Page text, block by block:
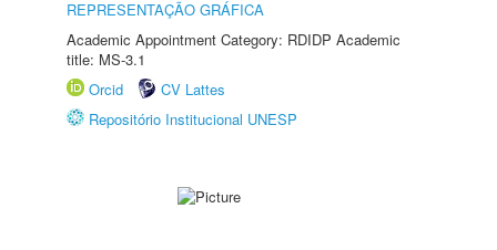
REPRESENTAÇÃO GRÁFICA
Academic Appointment Category: RDIDP Academic
title: MS-3.1
Orcid
CV Lattes
Repositório Institucional UNESP